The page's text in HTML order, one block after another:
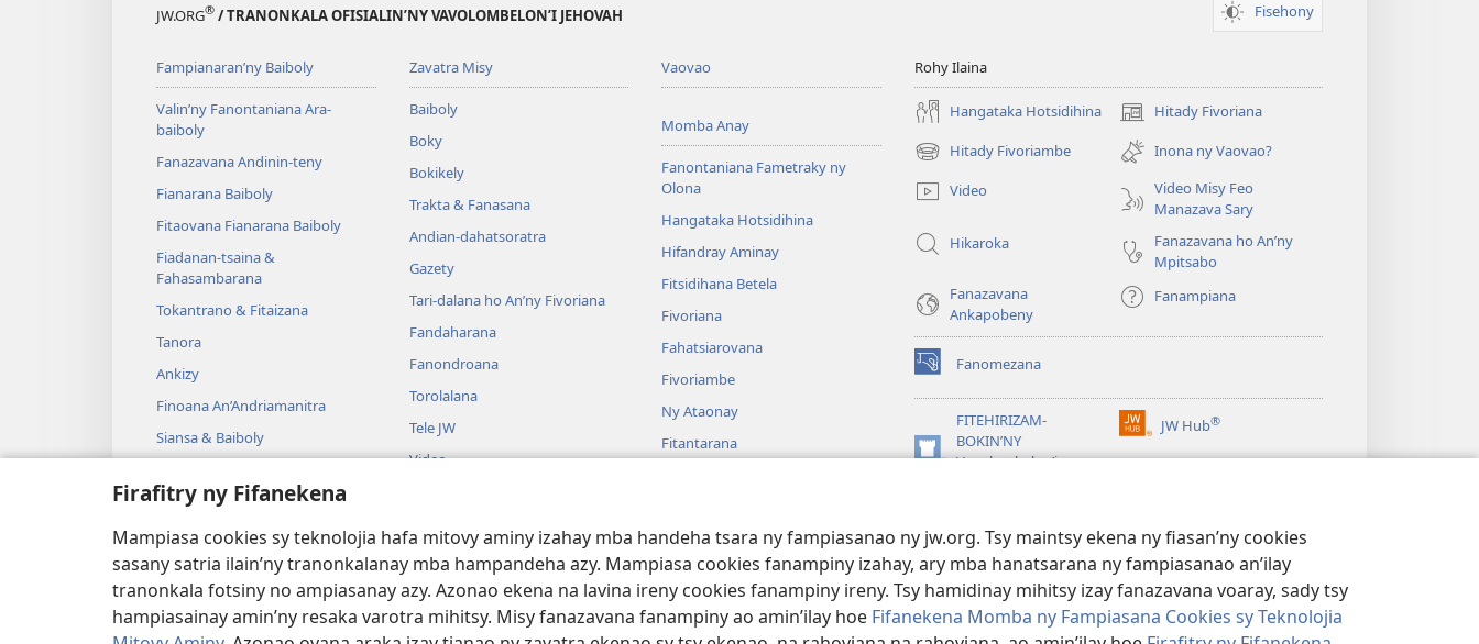
Firafitry ny Fifanekena
Mampiasa cookies sy teknolojia hafa mitovy aminy izahay mba handeha tsara ny fampiasanao ny jw.org. Tsy maintsy ekena ny fiasan’ny cookies
sasany satria ilain’ny tranonkalanay mba hampandeha azy. Mampiasa cookies fanampiny izahay, ary mba hanatsarana ny fampiasanao an’ilay
tranonkala fotsiny no ampiasanay azy. Azonao ekena na lavina ireny cookies fanampiny ireny. Tsy hamidinay mihitsy izay fanazavana voaray, sady tsy
hampiasainay amin’ny resaka varotra mihitsy. Misy fanazavana fanampiny ao amin’ilay hoe Fifanekena Momba ny Fampiasana Cookies sy Teknolojia
JW.ORG® / TRANONKALA OFISIALIN’NY VAVOLOMBELON’I JEHOVAH Fisehony
Fampianaran’ny Baiboly
Valin’ny Fanontaniana Ara-
baiboly
Fanazavana Andinin-teny
Fianarana Baiboly
Fitaovana Fianarana Baiboly
Fiadanan-tsaina &
Fahasambarana
Tokantrano & Fitaizana
Tanora
Ankizy
Finoana An’Andriamanitra
Siansa & Baiboly
Zavatra Misy
Baiboly
Boky
Bokikely
Trakta & Fanasana
Andian-dahatsoratra
Gazety
Tari-dalana ho An’ny Fivoriana
Fandaharana
Fanondroana
Torolalana
Tele JW
Video
Tantara Henoina
Vaovao
Momba Anay
Fanontaniana Fametraky ny
Olona
Hangataka Hotsidihina
Hifandray Aminay
Fitsidihana Betela
Fivoriana
Fahatsiarovana
Fivoriambe
Ny Ataonay
Fitantarana
Rohy Ilaina
Hangataka Hotsidihina Hitady Fivoriana
(manokatra
rohy)
Hitady Fivoriambe
(manokatra
rohy)
Inona ny Vaovao?
Video
Video Misy Feo
Manazava Sary
Hikaroka
Fanazavana ho An’ny
Mpitsabo
Fanazavana
Ankapobeny
Fanampiana
Fanomezana
(manokatra
rohy)
FITEHIRIZAM-
BOKIN’NY
Vavolombelon’i
(manokatra
JW Hub®
(manokatra
rohy)